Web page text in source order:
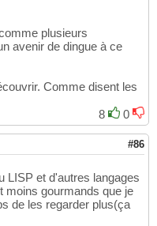
plusieurs
avenir de dingue à ce
Comme disent les
8
0
#86
LISP et d'autres langages
moins gourmands que je
de les regarder plus(ça